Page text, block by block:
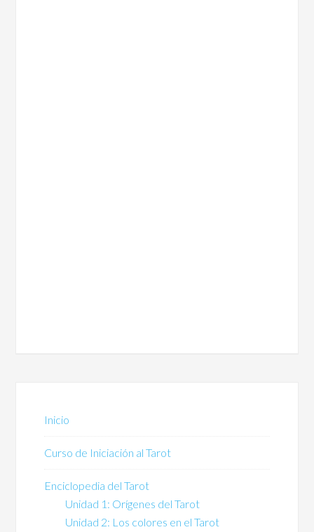
Inicio
Curso de Iniciación al Tarot
Enciclopedia del Tarot
Unidad 1: Orígenes del Tarot
Unidad 2: Los colores en el Tarot